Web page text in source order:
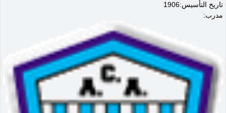
تاريخ التأسيس:1906
مدرب: